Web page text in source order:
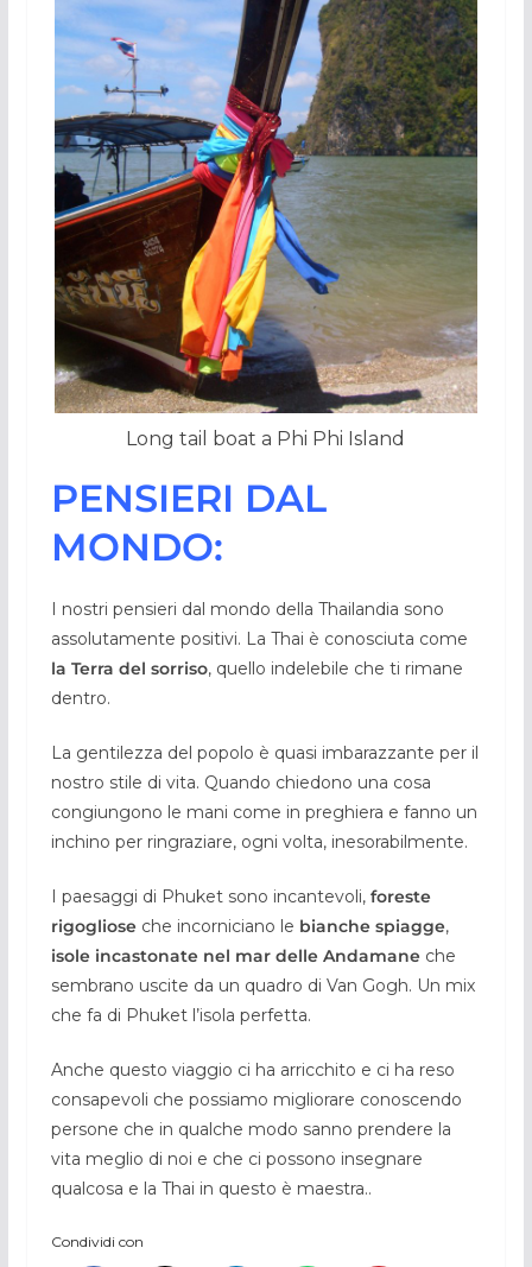
Long tail boat a Phi Phi Island
PENSIERI DAL
MONDO:
I nostri pensieri dal mondo della Thailandia sono
assolutamente positivi. La Thai è conosciuta come
la Terra del sorriso, quello indelebile che ti rimane
dentro.
La gentilezza del popolo è quasi imbarazzante per il
nostro stile di vita. Quando chiedono una cosa
congiungono le mani come in preghiera e fanno un
inchino per ringraziare, ogni volta, inesorabilmente.
I paesaggi di Phuket sono incantevoli, foreste
rigoglioseche incorniciano le bianche spiagge,
isole incastonate nel mar delle Andamaneche
sembrano uscite da un quadro di Van Gogh. Un mix
che fa di Phuket l’isola perfetta.
Anche questo viaggio ci ha arricchito e ci ha reso
consapevoli che possiamo migliorare conoscendo
persone che in qualche modo sanno prendere la
vita meglio di noi e che ci possono insegnare
qualcosa e la Thai in questo è maestra..
Condividi con